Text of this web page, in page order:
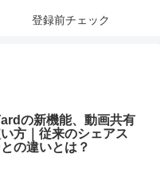
登録前チェック
の新機能、動画共有
方｜従来のシェアス
の違いとは？